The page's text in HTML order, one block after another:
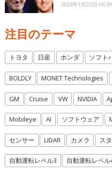
2026年1月22日 06:39
注目のテーマ
トヨタ 日産 ホンダ ソフト
BOLDLY MONET Technologies
GM Cruise VW NVIDIA
Mobileye AI ソフトウェア
センサー LiDAR カメラ ス
自動運転レベル3 自動運転レベル